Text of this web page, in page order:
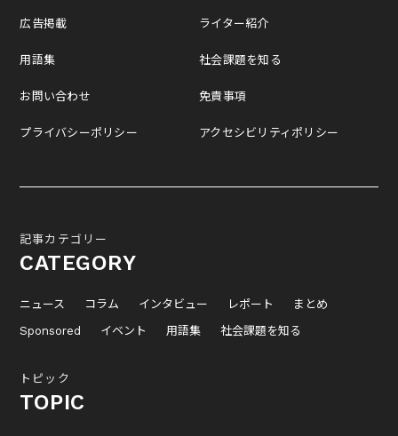
広告掲載
用語集
お問い合わせ
プライバシーポリシー
ライター紹介
社会課題を知る
免責事項
アクセシビリティポリシー
記事カテゴリー
CATEGORY
ニュース コラム インタビュー レポート
まとめ
Sponsored
イベント 用語集 社会課題を知る
トピック
TOPIC